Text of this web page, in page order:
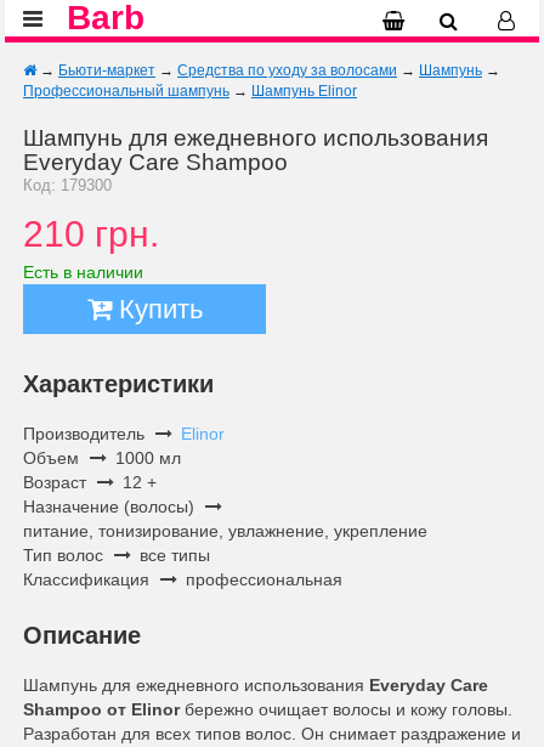
Barb
→ Бьюти-маркет → Средства по уходу за волосами → Шампунь →
Профессиональный шампунь → Шампунь Elinor
Шампунь для ежедневного использования
Everyday Care Shampoo
Код: 179300
210 грн.
Есть в наличии
Купить
Характеристики
Производитель
Elinor
Объем
1000 мл
Возраст
12 +
Назначение (волосы)
питание, тонизирование, увлажнение, укрепление
Тип волос
все типы
Классификация
профессиональная
Описание
Шампунь для ежедневного использования Everyday Care
Shampoo от Elinorбережно очищает волосы и кожу головы.
Разработан для всех типов волос. Он снимает раздражение и